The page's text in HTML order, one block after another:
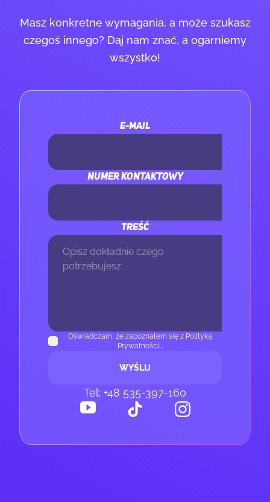
Masz konkretne wymagania, a może szukasz
czegoś innego? Daj nam znać, a ogarniemy
wszystko!
E-MAIL
NUMER KONTAKTOWY
TREŚĆ
WYŚLIJ
Oświadczam, że zapoznałem się z Polityką
Prywatności...
Tel: +48 535-397-160